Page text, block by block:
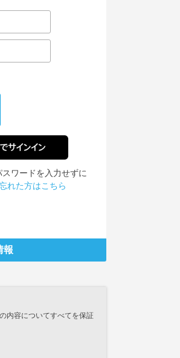
ワードを入力せずに
れた方はこちら
報
内容についてすべてを保証